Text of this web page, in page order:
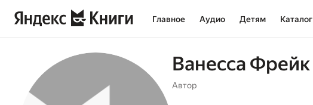
Главное Аудио Детям Каталог
Ванесса Фрейк
Автор